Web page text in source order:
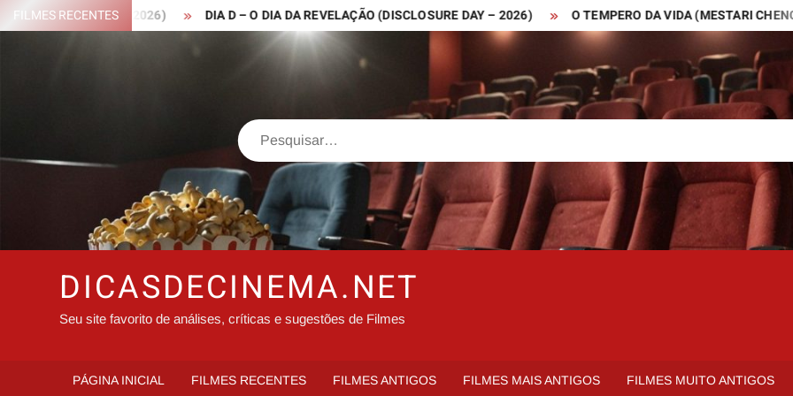
Skip
to
FILMES RECENTES
HOOD – 2026) DIA D – O DIA DA REVELAÇÃO (DISCLOSURE DAY – 2026) O TEMPERO DA VIDA (MESTARI CHENG –
Search
DICASDECINEMA.NET
Seu site favorito de análises, críticas e sugestões de Filmes
PÁGINA INICIAL FILMES RECENTES FILMES ANTIGOS FILMES MAIS ANTIGOS FILMES MUITO ANTIGOS